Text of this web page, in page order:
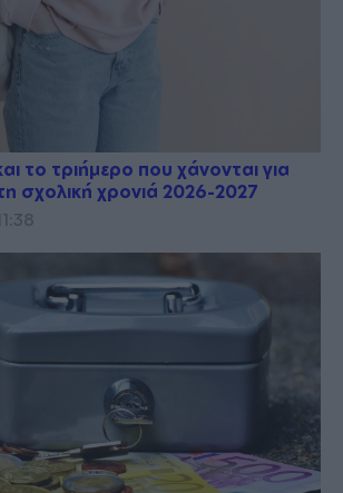
το τριήμερο που χάνονται για
σχολική χρονιά 2026-2027